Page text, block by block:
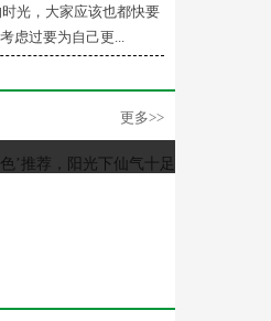
光，大家应该也都快要
虑过要为自己更...
更多>>